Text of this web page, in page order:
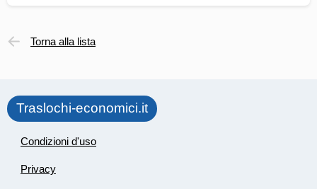
Torna alla lista
Traslochi-economici.it
Condizioni d'uso
Privacy